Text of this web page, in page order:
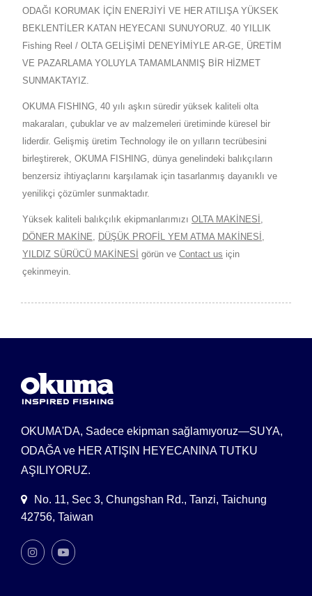
ODAĞI KORUMAK İÇİN ENERJİYİ VE HER ATILIŞA YÜKSEK
BEKLENTİLER KATAN HEYECANI SUNUYORUZ. 40 YILLIK
Fishing Reel / OLTA GELİŞİMİ DENEYİMİYLE AR-GE, ÜRETİM
VE PAZARLAMA YOLUYLA TAMAMLANMIŞ BİR HİZMET
SUNMAKTAYIZ.
OKUMA FISHING, 40 yılı aşkın süredir yüksek kaliteli olta
makaraları, çubuklar ve av malzemeleri üretiminde küresel bir
liderdir. Gelişmiş üretim Technology ile on yılların tecrübesini
birleştirerek, OKUMA FISHING, dünya genelindeki balıkçıların
benzersiz ihtiyaçlarını karşılamak için tasarlanmış dayanıklı ve
yenilikçi çözümler sunmaktadır.
Yüksek kaliteli balıkçılık ekipmanlarımızı OLTA MAKİNESİ ,
DÖNER MAKİNE, DÜŞÜK PROFİL YEM ATMA MAKİNESİ ,
YILDIZ SÜRÜCÜ MAKİNESİ görün ve Contact us için
çekinmeyin.
OKUMA'DA, Sadece ekipman sağlamıyoruz—SUYA,
ODAĞA ve HER ATIŞIN HEYECANINA TUTKU
AŞILIYORUZ.
No. 11, Sec 3, Chungshan Rd., Tanzi, Taichung
42756, Taiwan